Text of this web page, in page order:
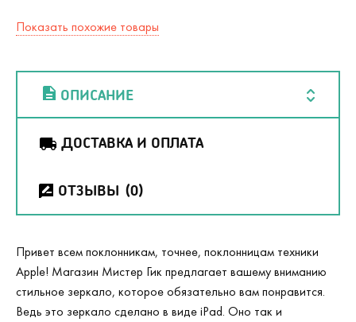
Показать похожие товары
ОПИСАНИЕ
ДОСТАВКА И ОПЛАТА
ОТЗЫВЫ (0)
Привет всем поклонникам, точнее, поклонницам техники
Apple! Магазин Мистер Гик предлагает вашему вниманию
стильное зеркало, которое обязательно вам понравится.
Ведь это зеркало сделано в виде iPad. Оно так и